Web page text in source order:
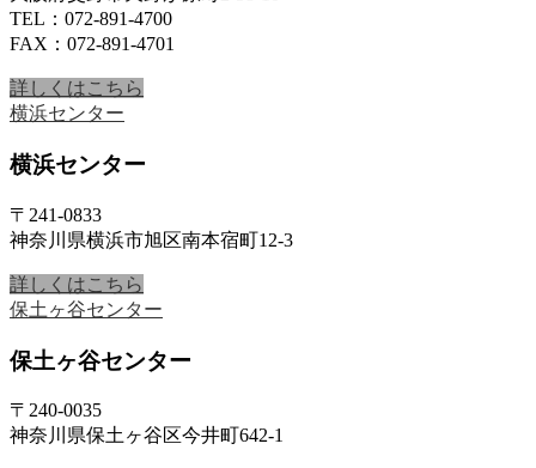
TEL：072-891-4700
FAX：072-891-4701
詳しくはこちら
横浜センター
横浜センター
〒241-0833
神奈川県横浜市旭区南本宿町12-3
詳しくはこちら
保土ヶ谷センター
保土ヶ谷センター
〒240-0035
神奈川県保土ヶ谷区今井町642-1